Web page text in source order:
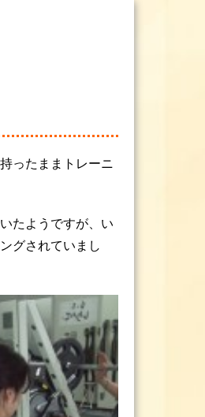
ったままトレーニ
たようですが、い
グされていまし